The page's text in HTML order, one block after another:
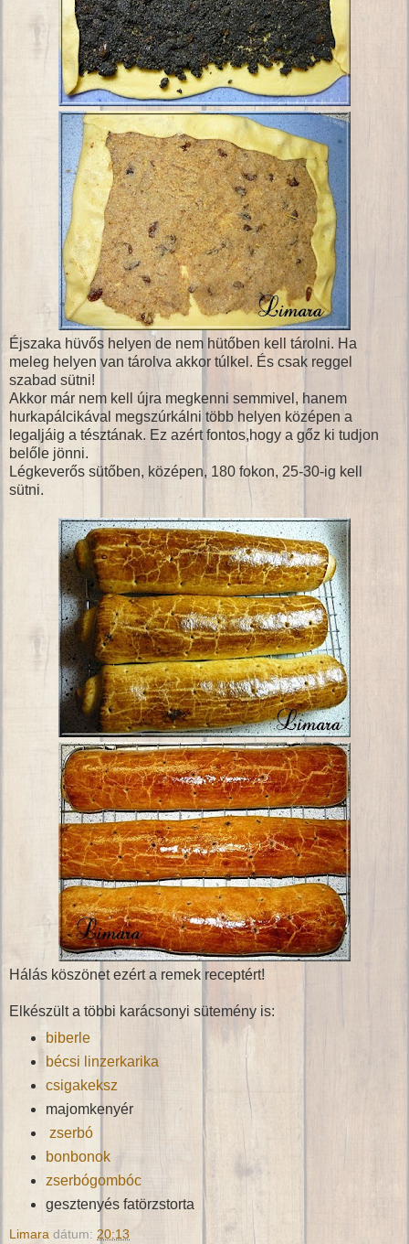
Éjszaka hüvős helyen de nem hütőben kell tárolni. Ha
meleg helyen van tárolva akkor túlkel. És csak reggel
szabad sütni!
Akkor már nem kell újra megkenni semmivel, hanem
hurkapálcikával megszúrkálni több helyen középen a
legaljáig a tésztának. Ez azért fontos,hogy a gőz ki tudjon
belőle jönni.
Légkeverős sütőben, középen, 180 fokon, 25-30-ig kell
sütni.
Hálás köszönet ezért a remek receptért!
Elkészült a többi karácsonyi sütemény is:
biberle
bécsi linzerkarika
csigakeksz
majomkenyér
zserbó
bonbonok
zserbógombóc
gesztenyés fatörzstorta
Limara dátum: 20:13